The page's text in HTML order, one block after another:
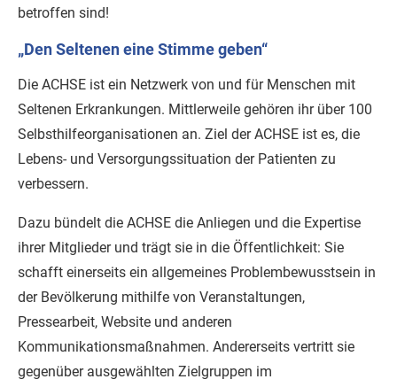
betroffen sind!
„Den Seltenen eine Stimme geben“
Die ACHSE ist ein Netzwerk von und für Menschen mit
Seltenen Erkrankungen. Mittlerweile gehören ihr über 100
Selbsthilfeorganisationen an. Ziel der ACHSE ist es, die
Lebens- und Versorgungssituation der Patienten zu
verbessern.
Dazu bündelt die ACHSE die Anliegen und die Expertise
ihrer Mitglieder und trägt sie in die Öffentlichkeit: Sie
schafft einerseits ein allgemeines Problembewusstsein in
der Bevölkerung mithilfe von Veranstaltungen,
Pressearbeit, Website und anderen
Kommunikationsmaßnahmen. Andererseits vertritt sie
gegenüber ausgewählten Zielgruppen im